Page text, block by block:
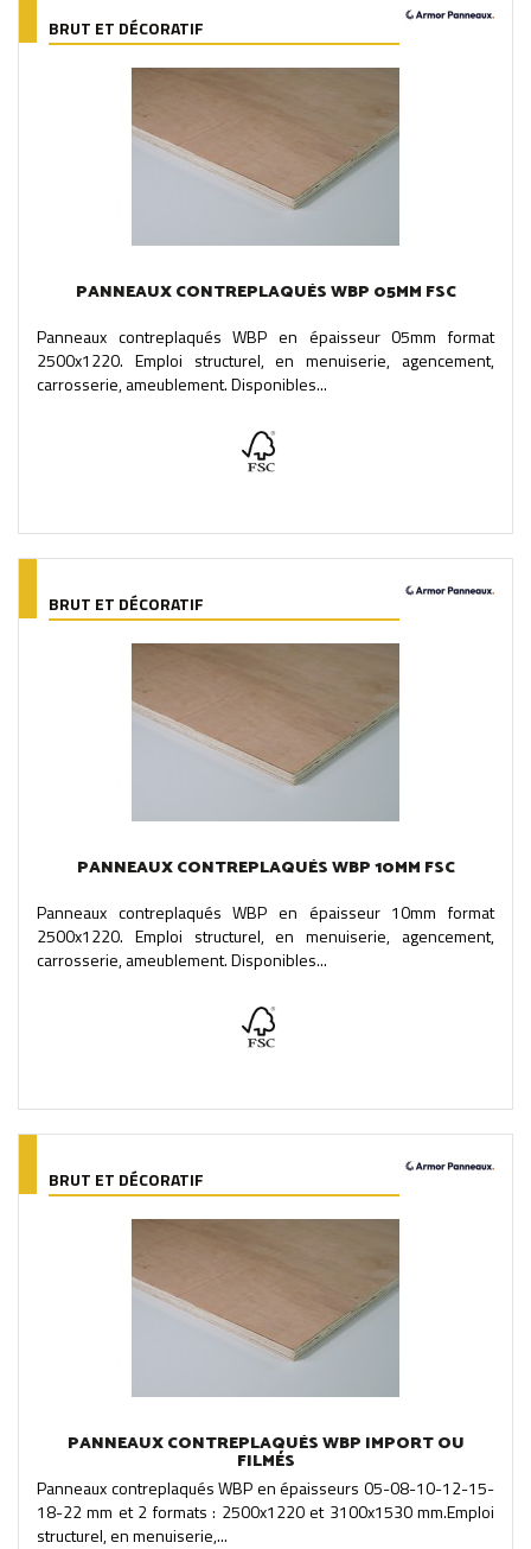
BRUT ET DÉCORATIF
PANNEAUX CONTREPLAQUÉS WBP 05MM FSC
Panneaux contreplaqués WBP en épaisseur 05mm format
2500x1220. Emploi structurel, en menuiserie, agencement,
carrosserie, ameublement. Disponibles...
BRUT ET DÉCORATIF
PANNEAUX CONTREPLAQUÉS WBP 10MM FSC
Panneaux contreplaqués WBP en épaisseur 10mm format
2500x1220. Emploi structurel, en menuiserie, agencement,
carrosserie, ameublement. Disponibles...
BRUT ET DÉCORATIF
PANNEAUX CONTREPLAQUÉS WBP IMPORT OU
FILMÉS
Panneaux contreplaqués WBP en épaisseurs 05-08-10-12-15-
18-22 mm et 2 formats : 2500x1220 et 3100x1530 mm.Emploi
structurel, en menuiserie,...